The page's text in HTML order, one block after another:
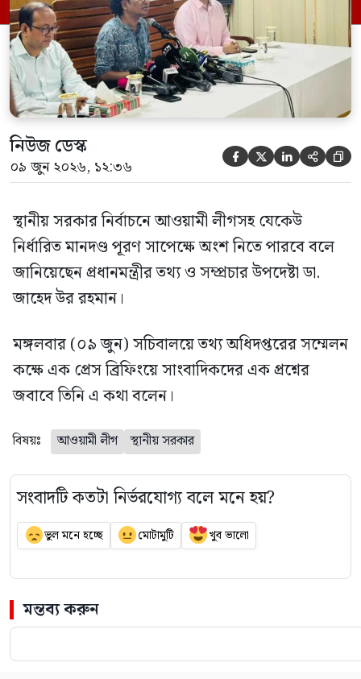
নিউজ ডেস্ক
০৯ জুন ২০২৬, ১২:৩৬     
স্থানীয় সরকার নির্বাচনে আওয়ামী লীগসহ যেকেউ
নির্ধারিত মানদণ্ড পূরণ সাপেক্ষে অংশ নিতে পারবে বলে
জানিয়েছেন প্রধানমন্ত্রীর তথ্য ও সম্প্রচার উপদেষ্টা ডা.
জাহেদ উর রহমান।
মঙ্গলবার (০৯ জুন) সচিবালয়ে তথ্য অধিদপ্তরের সম্মেলন
কক্ষে এক প্রেস ব্রিফিংয়ে সাংবাদিকদের এক প্রশ্নের
জবাবে তিনি এ কথা বলেন।
বিষয়ঃ আওয়ামী লীগ স্থানীয় সরকার
সংবাদটি কতটা নির্ভরযোগ্য বলে মনে হয়?
ভুল মনে হচ্ছে মোটামুটি খুব ভালো
মন্তব্য করুন